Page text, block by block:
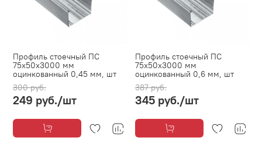
Профиль стоечный ПС
75х50х3000 мм
оцинкованный 0,45 мм, шт
300 руб.
249 руб./шт
Профиль стоечный ПС
75х50х3000 мм
оцинкованный 0,6 мм, шт
387 руб.
345 руб./шт